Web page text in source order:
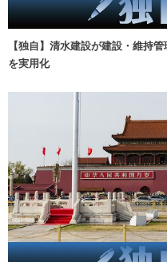
【独自】清水建設が建設・維持
を実用化